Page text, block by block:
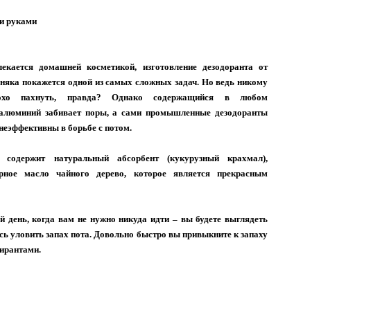
руками
домашней косметикой, изготовление дезодоранта от
покажется одной из самых сложных задач. Но ведь никому
пахнуть, правда? Однако содержащийся в любом
алюминий забивает поры, а сами промышленные дезодоранты
в борьбе с потом.
содержит натуральный абсорбент (кукурузный крахмал),
масло чайного дерево, которое является прекрасным
день, когда вам не нужно никуда идти – вы будете выглядеть
уловить запах пота. Довольно быстро вы привыкните к запаху